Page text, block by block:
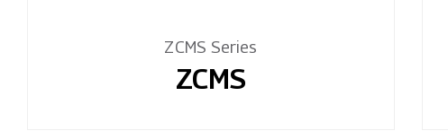
ZCMS Series
ZCMS